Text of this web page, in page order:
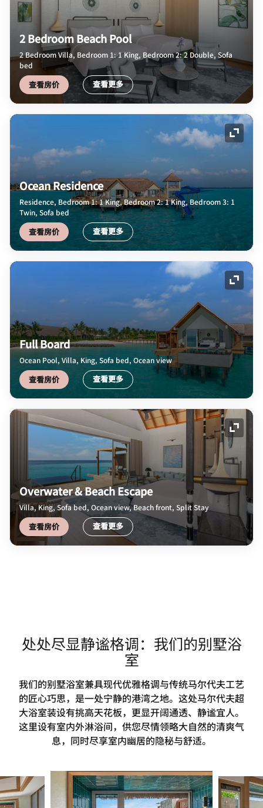
2 Bedroom Beach Pool
2 Bedroom Villa, Bedroom 1: 1 King, Bedroom 2: 2 Double, Sofa
bed
查看房价 查看更多
展开
Ocean Residence
Residence, Bedroom 1: 1 King, Bedroom 2: 1 King, Bedroom 3: 1
Twin, Sofa bed
查看房价 查看更多
展开
Full Board
Ocean Pool, Villa, King, Sofa bed, Ocean view
查看房价 查看更多
展开
Overwater & Beach Escape
Villa, King, Sofa bed, Ocean view, Beach front, Split Stay
查看房价 查看更多
处处尽显静谧格调：我们的别墅浴
室
我们的别墅浴室兼具现代优雅格调与传统马尔代夫工艺
的匠心巧思，是一处宁静的港湾之地。这处马尔代夫超
大浴室装设有挑高天花板，更显开阔通透、静谧宜人。
这里设有室内外淋浴间，供您尽情领略大自然的清爽气
息，同时尽享室内幽居的隐秘与舒适。